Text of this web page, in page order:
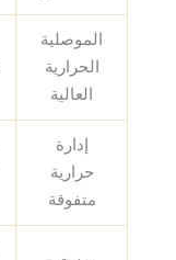
الموصلية
الحرارية
العالية
إدارة
حرارية
متفوقة